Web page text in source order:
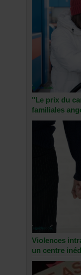
"Le prix du
familiales
Violences
un centre